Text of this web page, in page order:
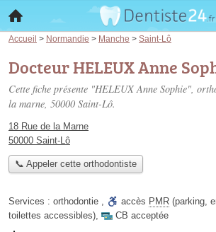
Accueil > Normandie > Manche > Saint-Lô
Docteur HELEUX Anne
Cette fiche présente "HELEUX Anne Sophie",
la marne, 50000 Saint-Lô.
18 Rue de la Marne
50000 Saint-Lô
📞 Appeler cette orthodontiste
Services : orthodontie , accès PMR (parking,
toilettes accessibles), CB acceptée